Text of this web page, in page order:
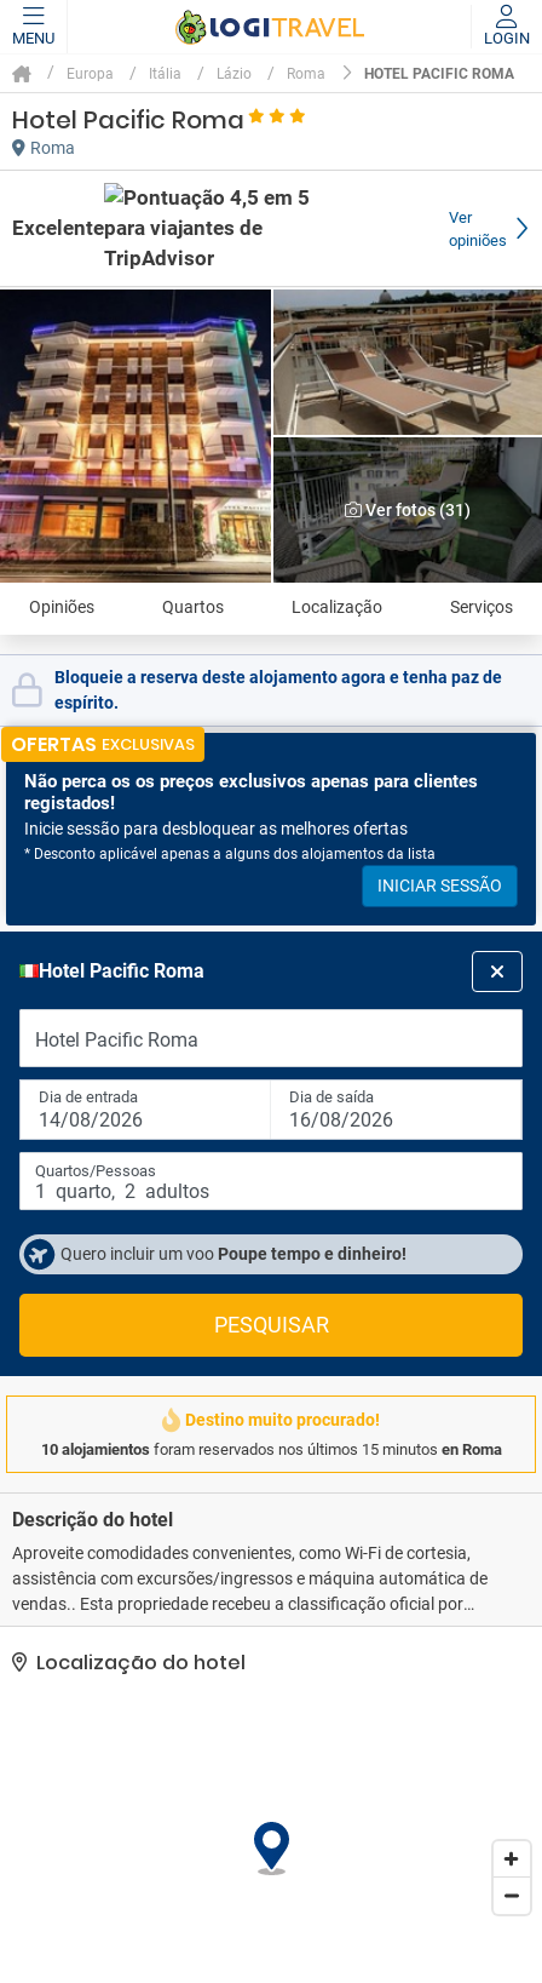
MENU LOGIN
Europa Itália Lázio Roma HOTEL PACIFIC ROMA
Hotel Pacific Roma
Roma
Excelente
Ver
opiniões
Ver fotos (31)
Opiniões Quartos Localização Serviços
Bloqueie a reserva deste alojamento agora e tenha paz de
espírito.
OFERTAS EXCLUSIVAS
Não perca os os preços exclusivos apenas para clientes
registados!
Inicie sessão para desbloquear as melhores ofertas
* Desconto aplicável apenas a alguns dos alojamentos da lista
INICIAR SESSÃO
Hotel Pacific Roma
Hotel Pacific Roma
Dia de entrada
14/08/2026
Dia de saída
16/08/2026
Quartos/Pessoas
1 quarto, 2 adultos
Quero incluir um voo Poupe tempo e dinheiro!
PESQUISAR
Destino muito procurado!
10 alojamientos foram reservados nos últimos 15 minutos en Roma
Descrição do hotel
Aproveite comodidades convenientes, como Wi-Fi de cortesia,
assistência com excursões/ingressos e máquina automática de
vendas.. Esta propriedade recebeu a classificação oficial por
estrelas do the local rating authority.. As comodidades presentes
incluem check-in expresso, check-out expresso e balcão de
recepção 24 horas. Mediante uma sobretaxa, há serviço de
Localização do hotel